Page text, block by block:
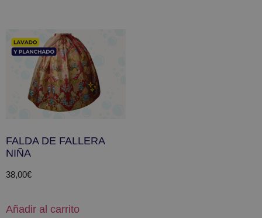
FALDA DE FALLERA
NIÑA
38,00€
Añadir al carrito